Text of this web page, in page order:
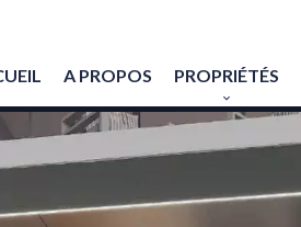
A PROPOS PROPRIÉTÉS